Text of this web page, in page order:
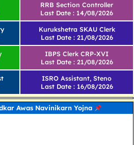
RRB Section Controller
Last Date : 14/08/2026
Kurukshetra SKAU Clerk
Last Date : 21/08/2026
IBPS Clerk CRP-XVI
Last Date : 21/08/2026
ISRO Assistant, Steno
Last Date : 16/08/2026
Awas Navinikarn Yojna